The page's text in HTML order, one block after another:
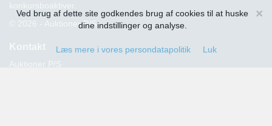
×
Ved brug af dette site godkendes brug af cookies til at huske
dine indstillinger og analyse.
Læs mere i vores persondatapolitik Luk
konkursboaktiver.
© 2026 - Auktioner P/S
Kontakt
Auktioner P/S